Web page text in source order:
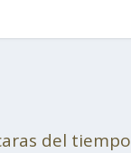
del tiempo